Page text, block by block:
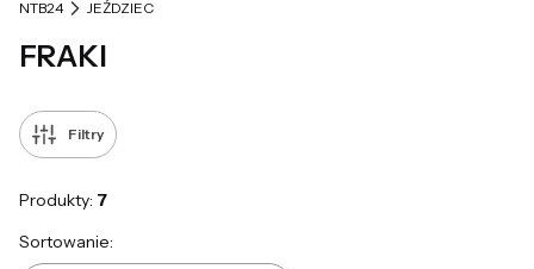
NTB24 JEŹDZIEC
FRAKI
Filtry
Produkty: 7
Lista produktów
Sortowanie: